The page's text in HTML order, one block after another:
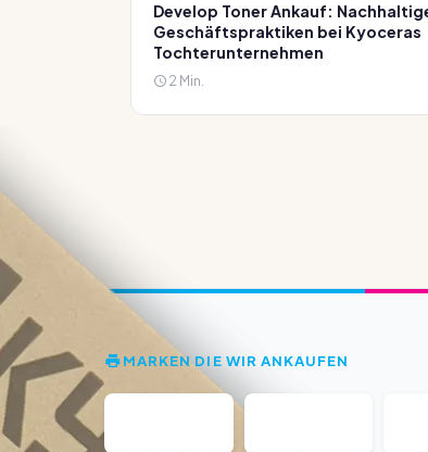
Develop Toner Ankauf:
Geschäftspraktiken bei Kyoceras
Tochterunternehmen
2 Min.
MARKEN DIE WIR ANKAUFEN